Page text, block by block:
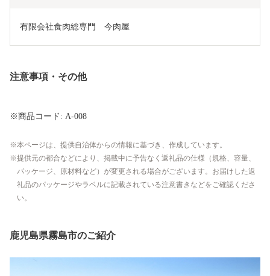
有限会社食肉総専門　今肉屋
注意事項・その他
※商品コード: A-008
本ページは、提供自治体からの情報に基づき、作成しています。
提供元の都合などにより、掲載中に予告なく返礼品の仕様（規格、容量、
パッケージ、原材料など）が変更される場合がございます。お届けした返
礼品のパッケージやラベルに記載されている注意書きなどをご確認くださ
い。
鹿児島県霧島市のご紹介